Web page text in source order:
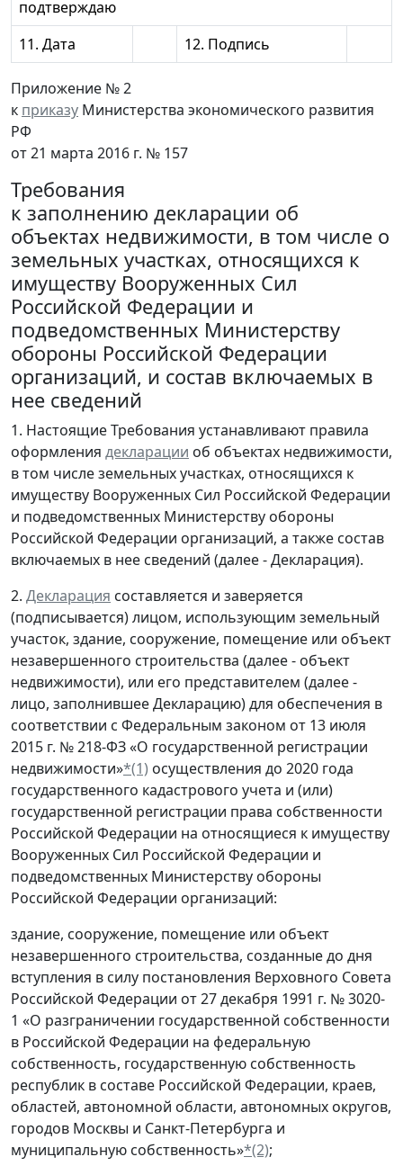
подтверждаю
11. Дата
12. Подпись
Приложение № 2
к приказу Министерства экономического развития
РФ
от 21 марта 2016 г. № 157
Требования
к заполнению декларации об
объектах недвижимости, в том числе о
земельных участках, относящихся к
имуществу Вооруженных Сил
Российской Федерации и
подведомственных Министерству
обороны Российской Федерации
организаций, и состав включаемых в
нее сведений
1. Настоящие Требования устанавливают правила
оформления декларации об объектах недвижимости,
в том числе земельных участках, относящихся к
имуществу Вооруженных Сил Российской Федерации
и подведомственных Министерству обороны
Российской Федерации организаций, а также состав
включаемых в нее сведений (далее - Декларация).
2. Декларация составляется и заверяется
(подписывается) лицом, использующим земельный
участок, здание, сооружение, помещение или объект
незавершенного строительства (далее - объект
недвижимости), или его представителем (далее -
лицо, заполнившее Декларацию) для обеспечения в
соответствии с Федеральным законом от 13 июля
2015 г. № 218-ФЗ «О государственной регистрации
недвижимости»*(1) осуществления до 2020 года
государственного кадастрового учета и (или)
государственной регистрации права собственности
Российской Федерации на относящиеся к имуществу
Вооруженных Сил Российской Федерации и
подведомственных Министерству обороны
Российской Федерации организаций:
здание, сооружение, помещение или объект
незавершенного строительства, созданные до дня
вступления в силу постановления Верховного Совета
Российской Федерации от 27 декабря 1991 г. № 3020-
1 «О разграничении государственной собственности
в Российской Федерации на федеральную
собственность, государственную собственность
республик в составе Российской Федерации, краев,
областей, автономной области, автономных округов,
городов Москвы и Санкт-Петербурга и
муниципальную собственность»*(2);